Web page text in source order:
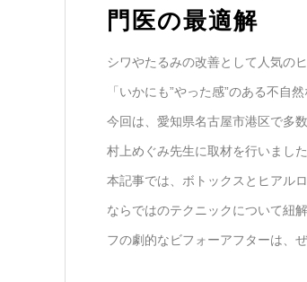
門医の最適解
シワやたるみの改善として人気の
「いかにも”やった感”のある不自
今回は、愛知県名古屋市港区で多
村上めぐみ先生に取材を行いました
本記事では、ボトックスとヒアル
ならではのテクニックについて紐
フの劇的なビフォーアフターは、